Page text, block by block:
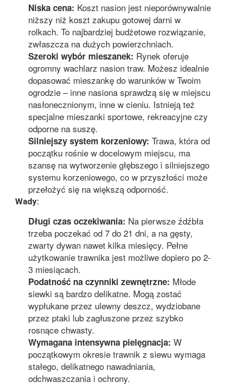
Niska cena: Koszt nasion jest nieporównywalnie
niższy niż koszt zakupu gotowej darni w
rolkach. To najbardziej budżetowe rozwiązanie,
zwłaszcza na dużych powierzchniach.
Szeroki wybór mieszanek: Rynek oferuje
ogromny wachlarz nasion traw. Możesz idealnie
dopasować mieszankę do warunków w Twoim
ogrodzie – inne nasiona sprawdzą się w miejscu
nasłonecznionym, inne w cieniu. Istnieją też
specjalne mieszanki sportowe, rekreacyjne czy
odporne na suszę.
Silniejszy system korzeniowy: Trawa, która od
początku rośnie w docelowym miejscu, ma
szansę na wytworzenie głębszego i silniejszego
systemu korzeniowego, co w przyszłości może
przełożyć się na większą odporność.
Wady:
Długi czas oczekiwania: Na pierwsze źdźbła
trzeba poczekać od 7 do 21 dni, a na gęsty,
zwarty dywan nawet kilka miesięcy. Pełne
użytkowanie trawnika jest możliwe dopiero po 2-
3 miesiącach.
Podatność na czynniki zewnętrzne: Młode
siewki są bardzo delikatne. Mogą zostać
wypłukane przez ulewny deszcz, wydziobane
przez ptaki lub zagłuszone przez szybko
rosnące chwasty.
Wymagana intensywna pielęgnacja: W
początkowym okresie trawnik z siewu wymaga
stałego, delikatnego nawadniania,
odchwaszczania i ochrony.